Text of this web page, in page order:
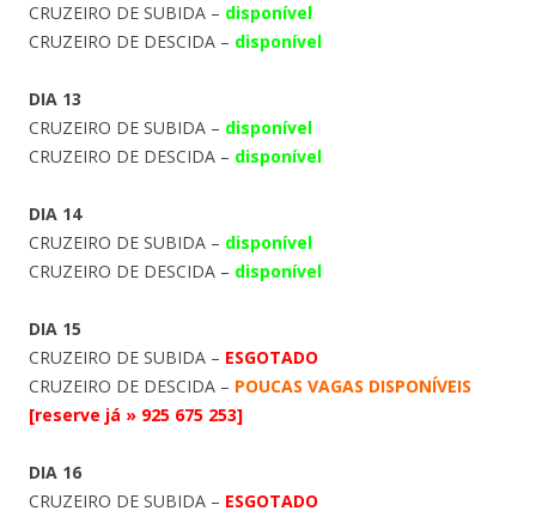
CRUZEIRO DE SUBIDA – disponível
CRUZEIRO DE DESCIDA – disponível
DIA 13
CRUZEIRO DE SUBIDA – disponível
CRUZEIRO DE DESCIDA – disponível
DIA 14
CRUZEIRO DE SUBIDA – disponível
CRUZEIRO DE DESCIDA – disponível
DIA 15
CRUZEIRO DE SUBIDA – ESGOTADO
CRUZEIRO DE DESCIDA – POUCAS VAGAS DISPONÍVEIS
[reserve já » 925 675 253]
DIA 16
CRUZEIRO DE SUBIDA – ESGOTADO